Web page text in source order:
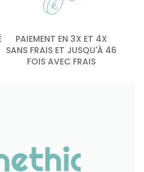
PAIEMENT EN 3X ET 4X
SANS FRAIS ET JUSQU'À 46
FOIS AVEC FRAIS